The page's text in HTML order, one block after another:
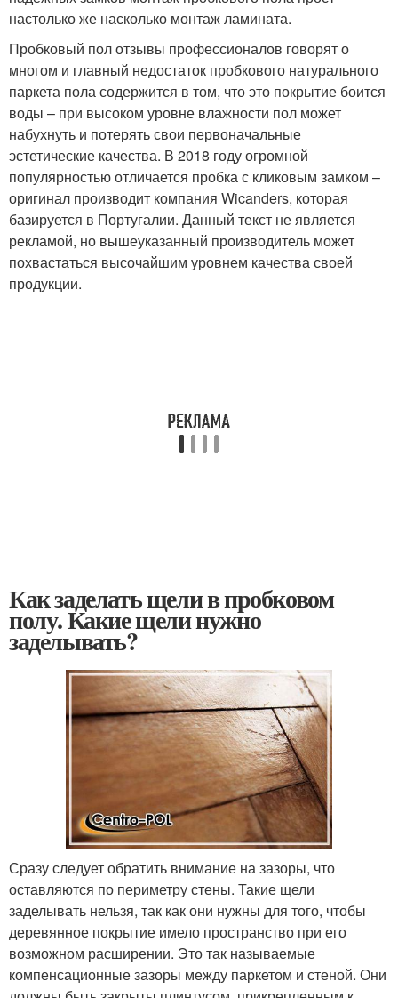
настолько же насколько монтаж ламината.
Пробковый пол отзывы профессионалов говорят о
многом и главный недостаток пробкового натурального
паркета пола содержится в том, что это покрытие боится
воды – при высоком уровне влажности пол может
набухнуть и потерять свои первоначальные
эстетические качества. В 2018 году огромной
популярностью отличается пробка с кликовым замком –
оригинал производит компания Wicanders, которая
базируется в Португалии. Данный текст не является
рекламой, но вышеуказанный производитель может
похвастаться высочайшим уровнем качества своей
продукции.
Как заделать щели в пробковом
полу. Какие щели нужно
заделывать?
Сразу следует обратить внимание на зазоры, что
оставляются по периметру стены. Такие щели
заделывать нельзя, так как они нужны для того, чтобы
деревянное покрытие имело пространство при его
возможном расширении. Это так называемые
компенсационные зазоры между паркетом и стеной. Они